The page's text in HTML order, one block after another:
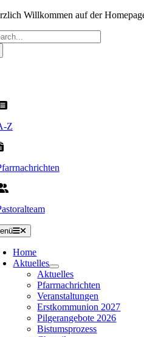
Zum
springen
Willkommen auf der
Z
Home
Aktuelles
Aktuelles
Pfarrnachrichten
Veranstaltungen
Erstkommunion 2027
Pilgerangebote 2026
Bistumsprozess